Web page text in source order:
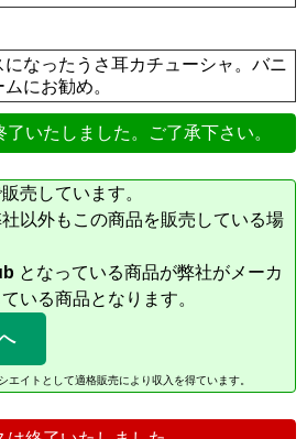
なったうさ耳カチューシャ。バニ
にお勧め。
いたしました。ご了承下さい。
売しています。
以外もこの商品を販売している場
となっている商品が弊社がメーカ
いる商品となります。
イトとして適格販売により収入を得ています。